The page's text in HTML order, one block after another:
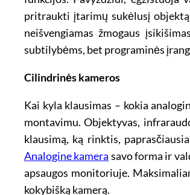
pritraukti įtarimų sukėlusį
neišvengiamas žmogaus
subtilybėms, bet programinės
Cilindrinės kameros
Kai kyla klausimas – kokia
montavimu. Objektyvas,
klausimą, ką rinktis,
Analogine kamera savo forma ir
apsaugos monitoriuje.
kokybišką kamerą.